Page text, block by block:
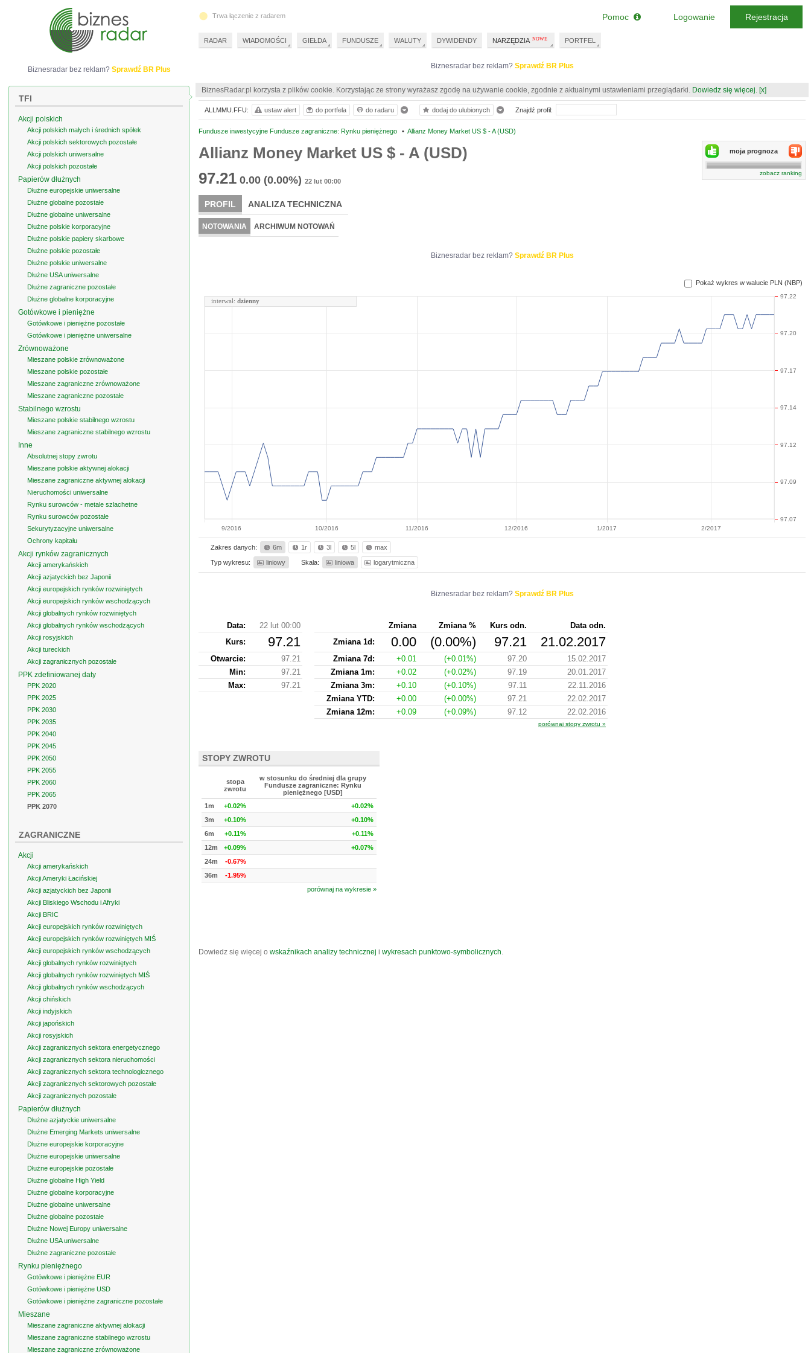
Biznesradar bez reklam? Sprawdź BR Plus
BiznesRadar.pl korzysta z plików cookie. Korzystając ze strony wyrażasz zgodę na używanie cookie, zgodnie z aktualnymi ustawieniami przeglądarki. Dowiedz się więcej. [x]
Fundusze inwestycyjne Fundusze zagraniczne: Rynku pieniężnego • Allianz Money Market US $ - A (USD)
Allianz Money Market US $ - A (USD)
97.21 0.00 (0.00%) 22 lut 00:00
moja prognoza
zobacz ranking
PROFIL ANALIZA TECHNICZNA
NOTOWANIA ARCHIWUM NOTOWAŃ
Biznesradar bez reklam? Sprawdź BR Plus
Pokaż wykres w walucie PLN (NBP)
9/2016 10/2016 11/2016 12/2016 1/2017 2/2017
97.07
97.09
97.12
97.14
97.17
97.20
97.22
interwał: dzienny
Zakres danych: 6m 1r 3l 5l max
Typ wykresu: liniowy Skala: liniowa logarytmiczna
Biznesradar bez reklam? Sprawdź BR Plus
Data:
22 lut 00:00
Kurs: 97.21
Otwarcie:
97.21
Min:
97.21
Max:
97.21
Zmiana Zmiana % Kurs odn.
Data odn.
Zmiana 1d:
0.00 (0.00%) 97.21 21.02.2017
Zmiana 7d: +0.01 (+0.01%) 97.20
15.02.2017
Zmiana 1m:
+0.02 (+0.02%) 97.19
20.01.2017
Zmiana 3m:
+0.10 (+0.10%) 97.11
22.11.2016
Zmiana YTD:
+0.00 (+0.00%) 97.21
22.02.2017
Zmiana 12m:
+0.09 (+0.09%) 97.12 22.02.2016
porównaj stopy zwrotu »
STOPY ZWROTU
stopa
zwrotu
w stosunku do średniej dla grupy
Fundusze zagraniczne: Rynku
pieniężnego [USD]
1m
+0.02%
+0.02%
3m
+0.10%
+0.10%
6m
+0.11%
+0.11%
12m
+0.09%
+0.07%
24m
-0.67%
36m
-1.95%
porównaj na wykresie »
Dowiedz się więcej o wskaźnikach analizy technicznej i wykresach punktowo-symbolicznych.
ALLMMU.FFU: ustaw alert do portfela do radaru dodaj do ulubionych Znajdź profil:
Biznesradar bez reklam? Sprawdź BR Plus
TFI
Akcji polskich
Akcji polskich małych i średnich spółek
Akcji polskich sektorowych pozostałe
Akcji polskich uniwersalne
Akcji polskich pozostałe
Papierów dłużnych
Dłużne europejskie uniwersalne
Dłużne globalne pozostałe
Dłużne globalne uniwersalne
Dłużne polskie korporacyjne
Dłużne polskie papiery skarbowe
Dłużne polskie pozostałe
Dłużne polskie uniwersalne
Dłużne USA uniwersalne
Dłużne zagraniczne pozostałe
Dłużne globalne korporacyjne
Gotówkowe i pieniężne
Gotówkowe i pieniężne pozostałe
Gotówkowe i pieniężne uniwersalne
Zrównoważone
Mieszane polskie zrównoważone
Mieszane polskie pozostałe
Mieszane zagraniczne zrównoważone
Mieszane zagraniczne pozostałe
Stabilnego wzrostu
Mieszane polskie stabilnego wzrostu
Mieszane zagraniczne stabilnego wzrostu
Inne
Absolutnej stopy zwrotu
Mieszane polskie aktywnej alokacji
Mieszane zagraniczne aktywnej alokacji
Nieruchomości uniwersalne
Rynku surowców - metale szlachetne
Rynku surowców pozostałe
Sekurytyzacyjne uniwersalne
Ochrony kapitału
Akcji rynków zagranicznych
Akcji amerykańskich
Akcji azjatyckich bez Japonii
Akcji europejskich rynków rozwiniętych
Akcji europejskich rynków wschodzących
Akcji globalnych rynków rozwiniętych
Akcji globalnych rynków wschodzących
Akcji rosyjskich
Akcji tureckich
Akcji zagranicznych pozostałe
PPK zdefiniowanej daty
PPK 2020
PPK 2025
PPK 2030
PPK 2035
PPK 2040
PPK 2045
PPK 2050
PPK 2055
PPK 2060
PPK 2065
PPK 2070
ZAGRANICZNE
Akcji
Akcji amerykańskich
Akcji Ameryki Łacińskiej
Akcji azjatyckich bez Japonii
Akcji Bliskiego Wschodu i Afryki
Akcji BRIC
Akcji europejskich rynków rozwiniętych
Akcji europejskich rynków rozwiniętych MIŚ
Akcji europejskich rynków wschodzących
Akcji globalnych rynków rozwiniętych
Akcji globalnych rynków rozwiniętych MIŚ
Akcji globalnych rynków wschodzących
Akcji chińskich
Akcji indyjskich
Akcji japońskich
Akcji rosyjskich
Akcji zagranicznych sektora energetycznego
Akcji zagranicznych sektora nieruchomości
Akcji zagranicznych sektora technologicznego
Akcji zagranicznych sektorowych pozostałe
Akcji zagranicznych pozostałe
Papierów dłużnych
Dłużne azjatyckie uniwersalne
Dłużne Emerging Markets uniwersalne
Dłużne europejskie korporacyjne
Dłużne europejskie uniwersalne
Dłużne europejskie pozostałe
Dłużne globalne High Yield
Dłużne globalne korporacyjne
Dłużne globalne uniwersalne
Dłużne globalne pozostałe
Dłużne Nowej Europy uniwersalne
Dłużne USA uniwersalne
Dłużne zagraniczne pozostałe
Rynku pieniężnego
Gotówkowe i pieniężne EUR
Gotówkowe i pieniężne USD
Gotówkowe i pieniężne zagraniczne pozostałe
Mieszane
Mieszane zagraniczne aktywnej alokacji
Mieszane zagraniczne stabilnego wzrostu
Mieszane zagraniczne zrównoważone
Trwa łączenie z radarem
RADAR WIADOMOŚCI GIEŁDA FUNDUSZE WALUTY DYWIDENDY NARZĘDZIA PORTFEL
Pomoc Logowanie Rejestracja